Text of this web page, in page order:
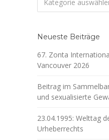
Kategorie
Neueste Beiträge
67. Zonta
Vancouver 2026
Beitrag im
und sexualisierte
23.04.1995: Welttag
Urheberrechts